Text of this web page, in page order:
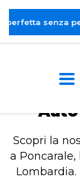
Auto
Scopri la
a